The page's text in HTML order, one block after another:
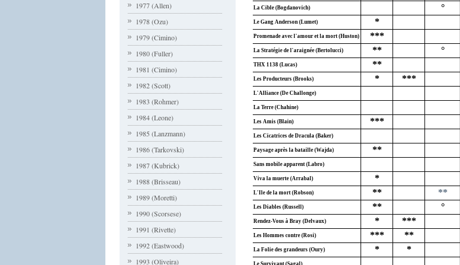
1977 (Allen)
1978 (Ozu)
1979 (Cimino)
1980 (Fuller)
1981 (Cimino)
1982 (Scott)
1983 (Rohmer)
1984 (Leone)
1985 (Lanzmann)
1986 (Tarkovski)
1987 (Kubrick)
1988 (Brisseau)
1989 (Moretti)
1990 (Scorsese)
1991 (Rivette)
1992 (Eastwood)
1993 (Oliveira)
La Cible (Bogdanovich) °
Le Gang Anderson (Lumet) *
Promenade avec l'amour et la mort (Huston) ***
La Stratégie de l'araignée (Bertolucci) ** °
THX 1138 (Lucas) **
Les Producteurs (Brooks) * ***
L'Alliance (De Challonge)
La Terre (Chahine)
Les Amis (Blain) ***
Les Cicatrices de Dracula (Baker)
Paysage après la bataille (Wajda) **
Sans mobile apparent (Labro)
Viva la muerte (Arrabal) *
L'Ile de la mort (Robson) ** **
Les Diables (Russell) ** °
Rendez-Vous à Bray (Delvaux) * ***
Les Hommes contre (Rosi) *** **
La Folie des grandeurs (Oury) * *
Le Survivant (Sagal)